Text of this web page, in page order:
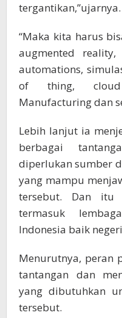
tergantikan,”ujarnya.
“Maka kita harus
augmented
automations,
of thing, cloud
Manufacturing dan
Lebih lanjut ia
berbagai
diperlukan sumber
yang mampu
tersebut. Dan itu
termasuk
Indonesia baik
Menurutnya, peran
tantangan dan
yang dibutuhkan
tersebut.